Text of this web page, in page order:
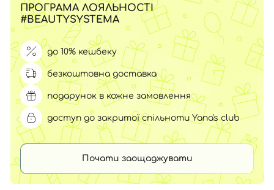
ПРОГРАМА ЛОЯЛЬНОСТІ
#BEAUTYSYSTEMA
до 10% кешбеку
безкоштовна доставка
подарунок в кожне замовлення
доступ до закритої спільноти Yana's club
Почати заощаджувати